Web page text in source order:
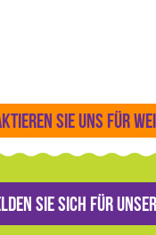
Sie uns für
Sie sich für